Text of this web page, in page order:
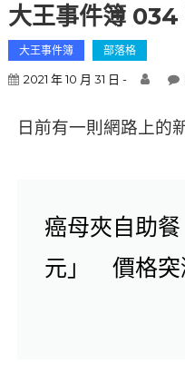
大王事件簿 034
大王事件簿 部落格
2021 年 10 月 31 日 -
日前有一則網路上的
癌母夾自助
元」 價格突